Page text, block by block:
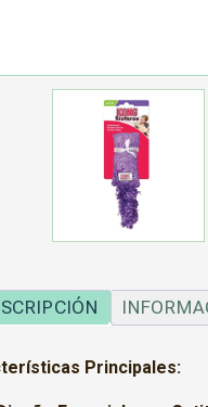
Principales: